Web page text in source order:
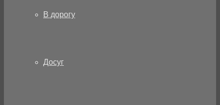
В дорогу
Досуг